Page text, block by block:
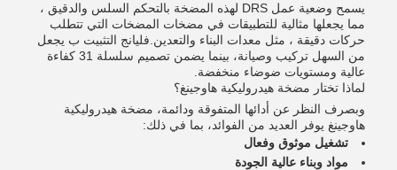
يسمح وضعية عمل DRS لهذه المضخة بالتحكم السلس والدقيق ،
مما يجعلها مثالية للتطبيقات في مضخات المضخات التي تتطلب
حركات دقيقة ، مثل معدات البناء والتعدين.فليانج التثبيت ب يجعل
من السهل تركيب وصيانة، بينما يضمن تصميم سلسلة 31 كفاءة
عالية ومستويات ضوضاء منخفضة.
لماذا تختار مضخة هيدروليكية هاوجينغ؟
وبصرف النظر عن أدائها المتفوقة ودائمة، مضخة هيدروليكية
هاوجينغ يوفر العديد من الفوائد، بما في ذلك:
تشغيل موثوق وفعال
مواد وبناء عالية الجودة